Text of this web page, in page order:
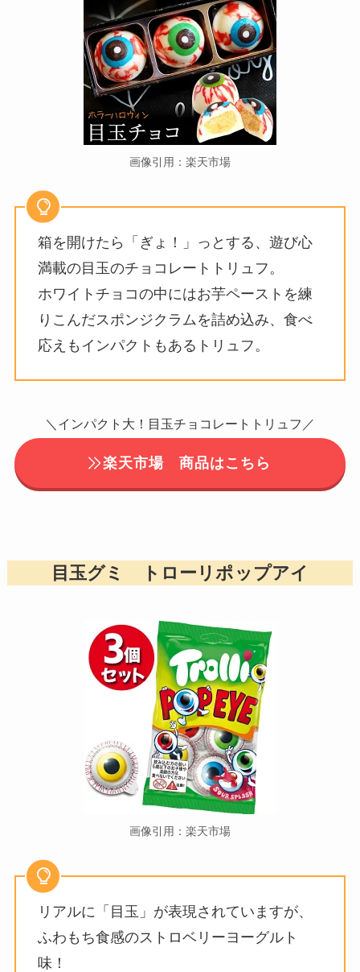
画像引用：楽天市場
箱を開けたら「ぎょ！」っとする、遊び心
満載の目玉のチョコレートトリュフ。
ホワイトチョコの中にはお芋ペーストを練
りこんだスポンジクラムを詰め込み、食べ
応えもインパクトもあるトリュフ。
＼インパクト大！目玉チョコレートトリュフ／
楽天市場 商品はこちら
目玉グミ トローリポップアイ
画像引用：楽天市場
リアルに「目玉」が表現されていますが、
ふわもち食感のストロベリーヨーグルト
味！